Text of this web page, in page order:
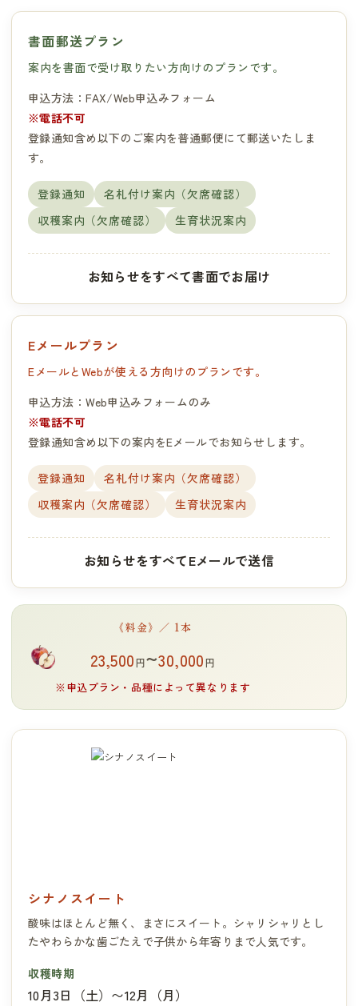
書面郵送プラン
案内を書面で受け取りたい方向けのプランです。
申込方法：FAX/Web申込みフォーム
※電話不可
登録通知含め以下のご案内を普通郵便にて郵送いたしま
す。
登録通知
名札付け案内（欠席確認）
収穫案内（欠席確認）
生育状況案内
お知らせをすべて書面でお届け
Eメールプラン
EメールとWebが使える方向けのプランです。
申込方法：Web申込みフォームのみ
※電話不可
登録通知含め以下の案内をEメールでお知らせします。
登録通知
名札付け案内（欠席確認）
収穫案内（欠席確認）
生育状況案内
お知らせをすべてEメールで送信
《料金》／ 1本
23,500円~30,000円
※申込プラン・品種によって異なります
シナノスイート
酸味はほとんど無く、まさにスイート。シャリシャリとし
たやわらかな歯ごたえで子供から年寄りまで人気です。
収穫時期
10月3日（土）〜12月（月）